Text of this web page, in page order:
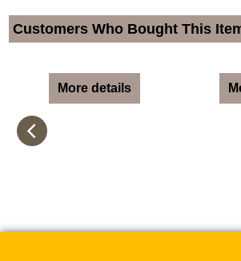
Customers Who Bought This
More details